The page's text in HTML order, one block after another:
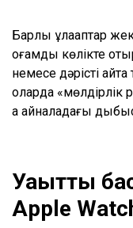
Барлық құлаққаптар
қоғамдық көлікте
немесе дәрісті
оларда «мөлдірлік
ақ айналадағы
Уақытты
Apple